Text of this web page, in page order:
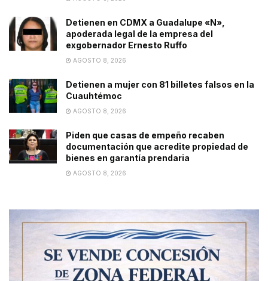
Detienen en CDMX a Guadalupe «N»,
apoderada legal de la empresa del
exgobernador Ernesto Ruffo
AGOSTO 8, 2026
Detienen a mujer con 81 billetes falsos en la
Cuauhtémoc
AGOSTO 8, 2026
Piden que casas de empeño recaben
documentación que acredite propiedad de
bienes en garantía prendaria
AGOSTO 8, 2026